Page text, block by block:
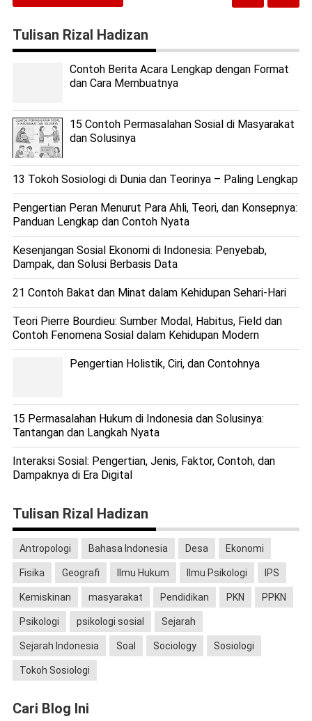
Tulisan Rizal Hadizan
Contoh Berita Acara Lengkap dengan Format
dan Cara Membuatnya
15 Contoh Permasalahan Sosial di Masyarakat
dan Solusinya
13 Tokoh Sosiologi di Dunia dan Teorinya – Paling Lengkap
Pengertian Peran Menurut Para Ahli, Teori, dan Konsepnya:
Panduan Lengkap dan Contoh Nyata
Kesenjangan Sosial Ekonomi di Indonesia: Penyebab,
Dampak, dan Solusi Berbasis Data
21 Contoh Bakat dan Minat dalam Kehidupan Sehari-Hari
Teori Pierre Bourdieu: Sumber Modal, Habitus, Field dan
Contoh Fenomena Sosial dalam Kehidupan Modern
Pengertian Holistik, Ciri, dan Contohnya
15 Permasalahan Hukum di Indonesia dan Solusinya:
Tantangan dan Langkah Nyata
Interaksi Sosial: Pengertian, Jenis, Faktor, Contoh, dan
Dampaknya di Era Digital
Tulisan Rizal Hadizan
Antropologi Bahasa Indonesia Desa Ekonomi
Fisika Geografi Ilmu Hukum Ilmu Psikologi IPS
Kemiskinan masyarakat Pendidikan PKN PPKN
Psikologi psikologi sosial Sejarah
Sejarah Indonesia Soal Sociology Sosiologi
Tokoh Sosiologi
Cari Blog Ini